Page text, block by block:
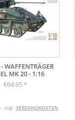
WAFFENTRÄGER
MK 20 - 1:16
€64,95 *
zzgl. VERSANDKOSTEN